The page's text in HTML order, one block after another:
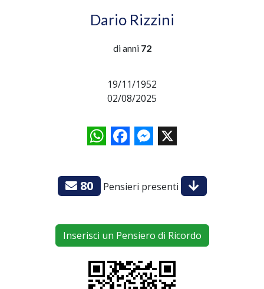
Dario Rizzini
di anni 72
19/11/1952
02/08/2025
WhatsAppFacebookMessenger
X
80 Pensieri presenti
Inserisci un Pensiero di Ricordo